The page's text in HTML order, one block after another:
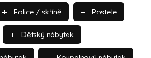
Police / skříně Postele
Dětský nábytek